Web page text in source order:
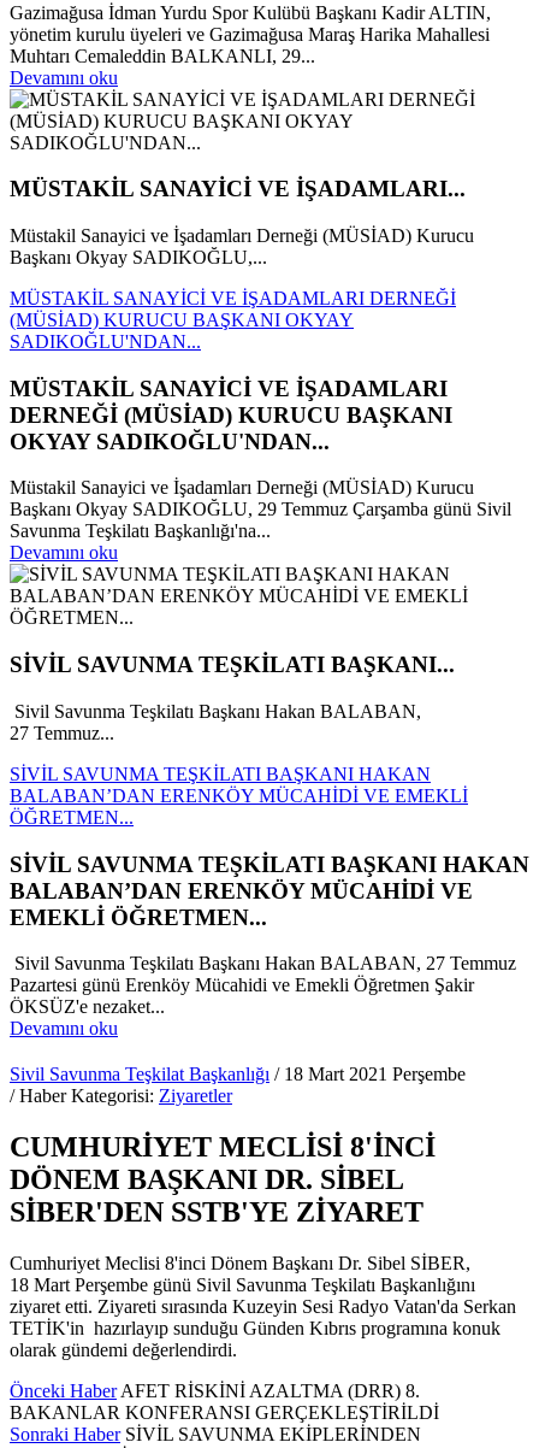
Gazimağusa İdman Yurdu Spor Kulübü Başkanı Kadir ALTIN,
yönetim kurulu üyeleri ve Gazimağusa Maraş Harika Mahallesi
Muhtarı Cemaleddin BALKANLI, 29...
Devamını oku
MÜSTAKİL SANAYİCİ VE İŞADAMLARI...
Müstakil Sanayici ve İşadamları Derneği (MÜSİAD) Kurucu
Başkanı Okyay SADIKOĞLU,...
MÜSTAKİL SANAYİCİ VE İŞADAMLARI DERNEĞİ
(MÜSİAD) KURUCU BAŞKANI OKYAY
SADIKOĞLU'NDAN...
MÜSTAKİL SANAYİCİ VE İŞADAMLARI
DERNEĞİ (MÜSİAD) KURUCU BAŞKANI
OKYAY SADIKOĞLU'NDAN...
Müstakil Sanayici ve İşadamları Derneği (MÜSİAD) Kurucu
Başkanı Okyay SADIKOĞLU, 29 Temmuz Çarşamba günü Sivil
Savunma Teşkilatı Başkanlığı'na...
Devamını oku
SİVİL SAVUNMA TEŞKİLATI BAŞKANI...
Sivil Savunma Teşkilatı Başkanı Hakan BALABAN,
27 Temmuz...
SİVİL SAVUNMA TEŞKİLATI BAŞKANI HAKAN
BALABAN’DAN ERENKÖY MÜCAHİDİ VE EMEKLİ
ÖĞRETMEN...
SİVİL SAVUNMA TEŞKİLATI BAŞKANI HAKAN
BALABAN’DAN ERENKÖY MÜCAHİDİ VE
EMEKLİ ÖĞRETMEN...
Sivil Savunma Teşkilatı Başkanı Hakan BALABAN, 27 Temmuz
Pazartesi günü Erenköy Mücahidi ve Emekli Öğretmen Şakir
ÖKSÜZ'e nezaket...
Devamını oku
Sivil Savunma Teşkilat Başkanlığı / 18 Mart 2021 Perşembe
/ Haber Kategorisi: Ziyaretler
CUMHURİYET MECLİSİ 8'İNCİ
DÖNEM BAŞKANI DR. SİBEL
SİBER'DEN SSTB'YE ZİYARET
Cumhuriyet Meclisi 8'inci Dönem Başkanı Dr. Sibel SİBER,
18 Mart Perşembe günü Sivil Savunma Teşkilatı Başkanlığını
ziyaret etti. Ziyareti sırasında Kuzeyin Sesi Radyo Vatan'da Serkan
TETİK'in hazırlayıp sunduğu Günden Kıbrıs programına konuk
olarak gündemi değerlendirdi.
Önceki Haber AFET RİSKİNİ AZALTMA (DRR) 8.
BAKANLAR KONFERANSI GERÇEKLEŞTİRİLDİ
Sonraki Haber SİVİL SAVUNMA EKİPLERİNDEN